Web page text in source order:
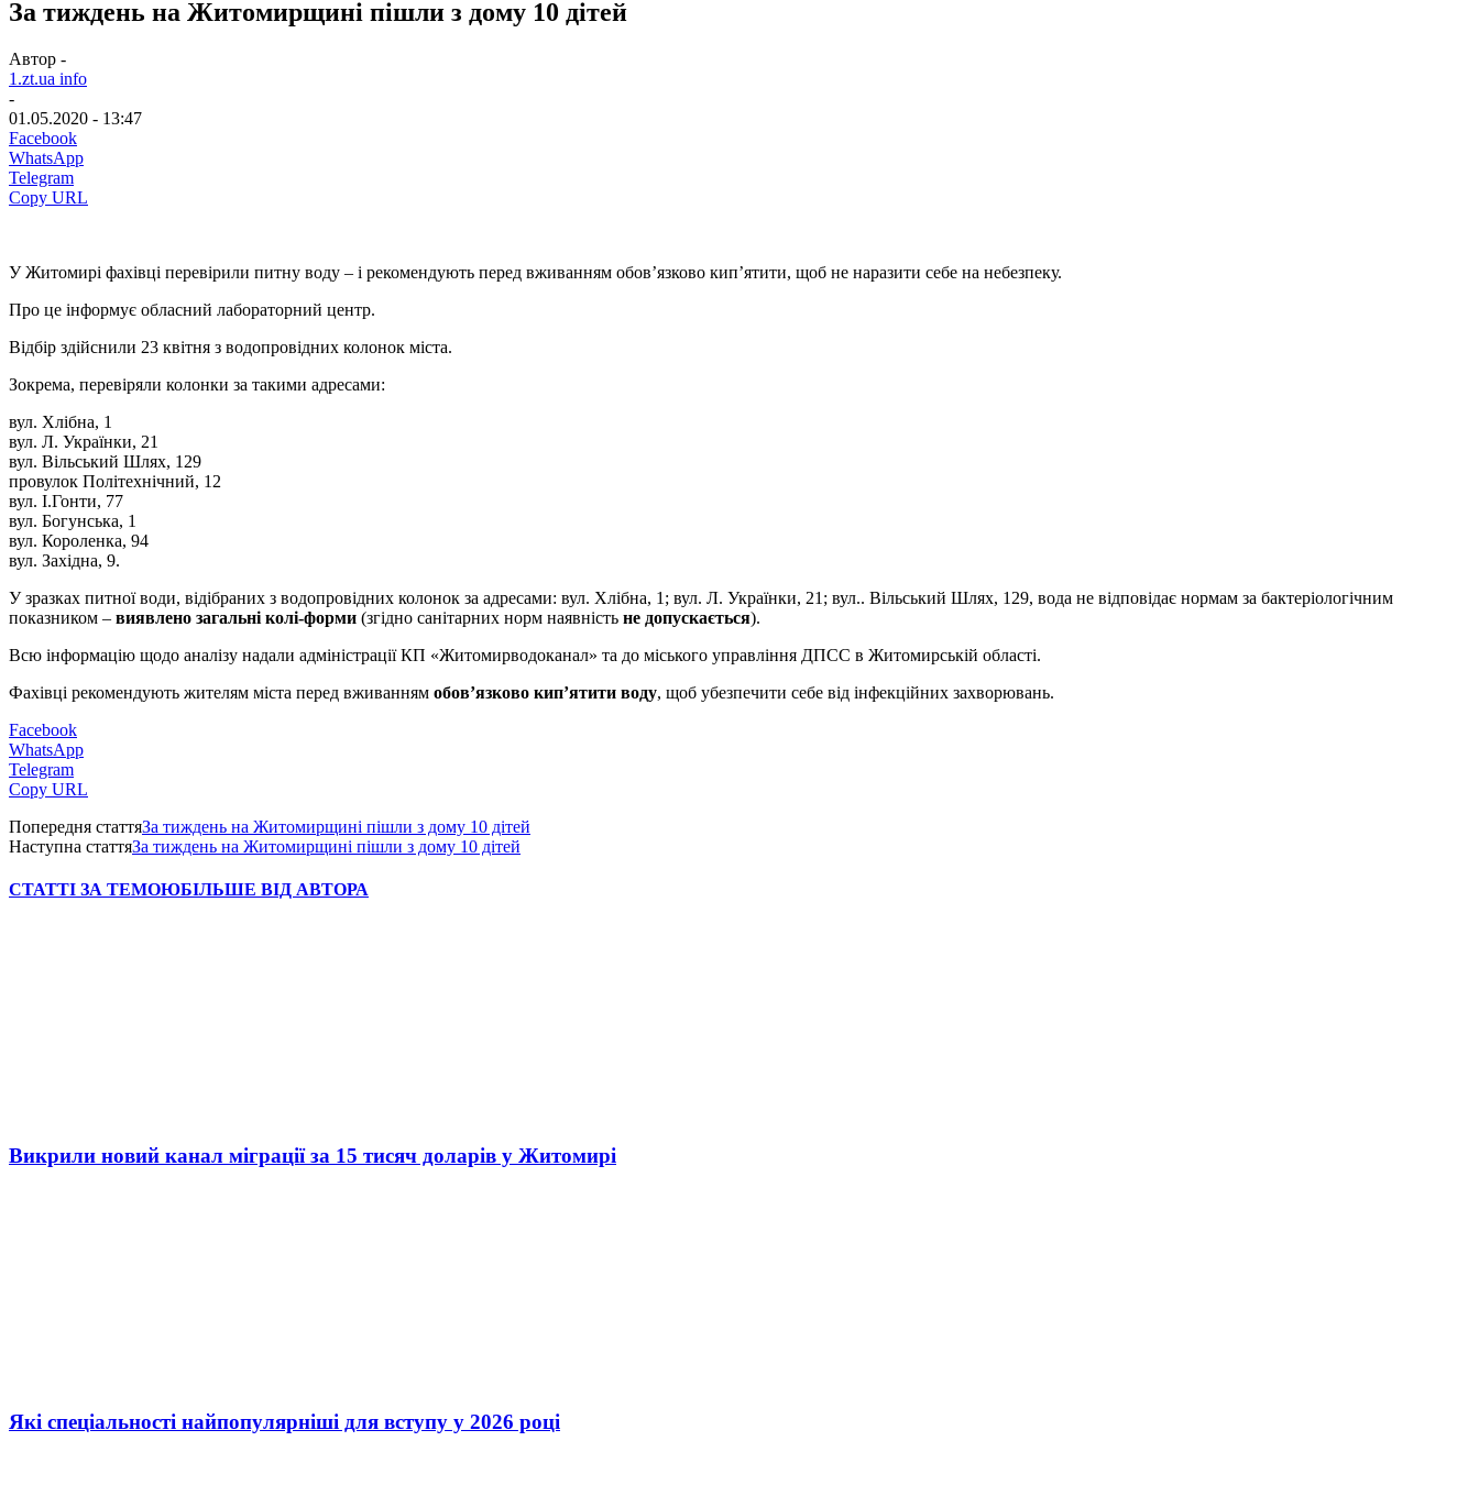
За тиждень на Житомирщині пішли з дому 10 дітей
Автор -
1.zt.ua info
-
01.05.2020 - 13:47
Facebook
WhatsApp
Telegram
Copy URL
У Житомирі фахівці перевірили питну воду – і рекомендують перед вживанням обов’язково кип’ятити, щоб не наразити себе на небезпеку.
Про це інформує обласний лабораторний центр.
Відбір здійснили 23 квітня з водопровідних колонок міста.
Зокрема, перевіряли колонки за такими адресами:
вул. Хлібна, 1
вул. Л. Українки, 21
вул. Вільський Шлях, 129
провулок Політехнічний, 12
вул. І.Гонти, 77
вул. Богунська, 1
вул. Короленка, 94
вул. Західна, 9.
У зразках питної води, відібраних з водопровідних колонок за адресами: вул. Хлібна, 1; вул. Л. Українки, 21; вул.. Вільський Шлях, 129, вода не відповідає нормам за бактеріологічним
показником – виявлено загальні колі-форми (згідно санітарних норм наявність не допускається).
Всю інформацію щодо аналізу надали адміністрації КП «Житомирводоканал» та до міського управління ДПСС в Житомирській області.
Фахівці рекомендують жителям міста перед вживанням обов’язково кип’ятити воду, щоб убезпечити себе від інфекційних захворювань.
Facebook
WhatsApp
Telegram
Copy URL
Попередня статтяЗа тиждень на Житомирщині пішли з дому 10 дітей
Наступна статтяЗа тиждень на Житомирщині пішли з дому 10 дітей
СТАТТІ ЗА ТЕМОЮБІЛЬШЕ ВІД АВТОРА
Викрили новий канал міграції за 15 тисяч доларів у Житомирі
Які спеціальності найпопулярніші для вступу у 2026 році